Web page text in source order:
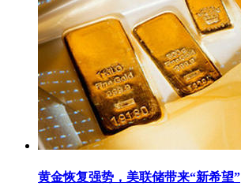
黄金恢复强势，美联储带来“新希望”